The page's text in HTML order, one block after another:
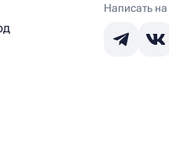
Написать на